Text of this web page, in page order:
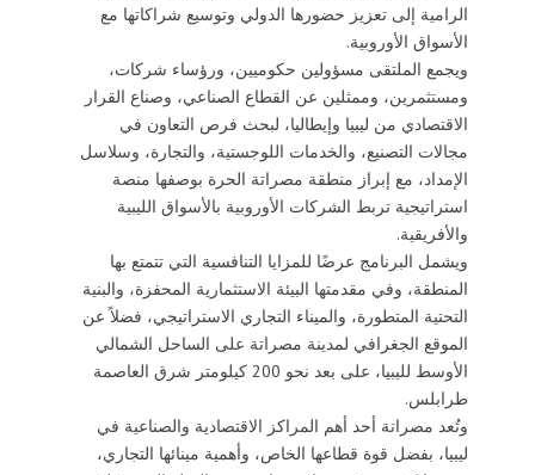
الرامية إلى تعزيز حضورها الدولي وتوسيع شراكاتها مع
الأسواق الأوروبية.
ويجمع الملتقى مسؤولين حكوميين، ورؤساء شركات،
ومستثمرين، وممثلين عن القطاع الصناعي، وصناع القرار
الاقتصادي من ليبيا وإيطاليا، لبحث فرص التعاون في
مجالات التصنيع، والخدمات اللوجستية، والتجارة، وسلاسل
الإمداد، مع إبراز منطقة مصراتة الحرة بوصفها منصة
استراتيجية تربط الشركات الأوروبية بالأسواق الليبية
والأفريقية.
ويشمل البرنامج عرضًا للمزايا التنافسية التي تتمتع بها
المنطقة، وفي مقدمتها البيئة الاستثمارية المحفزة، والبنية
التحتية المتطورة، والميناء التجاري الاستراتيجي، فضلاً عن
الموقع الجغرافي لمدينة مصراتة على الساحل الشمالي
الأوسط لليبيا، على بعد نحو 200 كيلومتر شرق العاصمة
طرابلس.
وتُعد مصراتة أحد أهم المراكز الاقتصادية والصناعية في
ليبيا، بفضل قوة قطاعها الخاص، وأهمية مينائها التجاري،